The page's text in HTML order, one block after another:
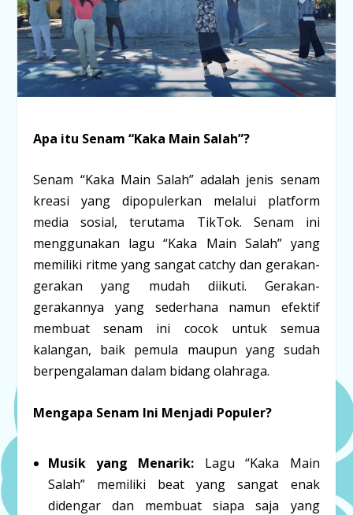
Apa itu Senam “Kaka Main Salah”?
Senam “Kaka Main Salah” adalah jenis senam
kreasi yang dipopulerkan melalui platform
media sosial, terutama TikTok. Senam ini
menggunakan lagu “Kaka Main Salah” yang
memiliki ritme yang sangat catchy dan gerakan-
gerakan yang mudah diikuti. Gerakan-
gerakannya yang sederhana namun efektif
membuat senam ini cocok untuk semua
kalangan, baik pemula maupun yang sudah
berpengalaman dalam bidang olahraga.
Mengapa Senam Ini Menjadi Populer?
Musik yang Menarik: Lagu “Kaka Main
Salah” memiliki beat yang sangat enak
didengar dan membuat siapa saja yang